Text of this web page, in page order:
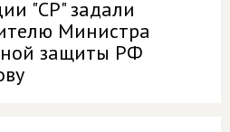
"СР" задали
Министра
защиты РФ